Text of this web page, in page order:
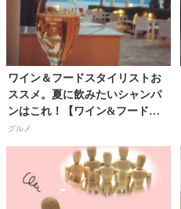
ワイン＆フードスタイリストお
ススメ。夏に飲みたいシャンパ
ンはこれ！【ワイン&フードス
タイリスト／すどうみほこさ
ん】
グルメ